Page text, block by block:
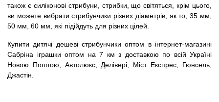
також є силіконові стрибуни, стрибки, що світяться, крім цього,
ви можете вибрати стрибунчики різних діаметрів, як то, 35 мм,
50 мм, 60 мм, які підійдуть для різних цілей.
Купити дитячі дешеві стрибунчики оптом в інтернет-магазині
Сабріна іграшки оптом на 7 км з доставкою по всій Україні
Новою Поштою, Автолюкс, Делівері, Міст Експрес, Гюнсель,
Джастін.